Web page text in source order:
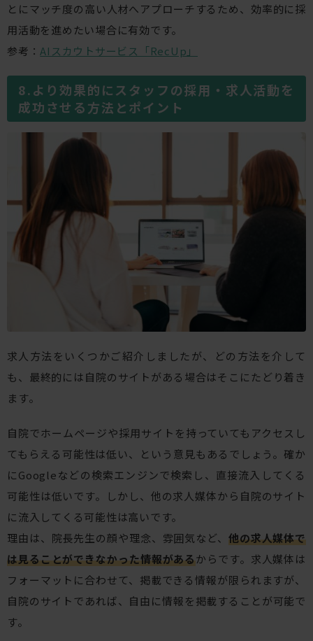
とにマッチ度の高い人材へアプローチするため、効率的に採
用活動を進めたい場合に有効です。
参考： AIスカウトサービス「RecUp」
より効果的にスタッフの採用・求人活動を
成功させる方法とポイント
求人方法をいくつかご紹介しましたが、どの方法を介して
も、最終的には自院のサイトがある場合はそこにたどり着き
ます。
自院でホームページや採用サイトを持っていてもアクセスし
てもらえる可能性は低い、という意見もあるでしょう。確か
にGoogleなどの検索エンジンで検索し、直接流入してくる
可能性は低いです。しかし、他の求人媒体から自院のサイト
に流入してくる可能性は高いです。
理由は、院長先生の顔や理念、雰囲気など、 他の求人媒体で
は見ることができなかった情報があるからです。求人媒体は
フォーマットに合わせて、掲載できる情報が限られますが、
自院のサイトであれば、自由に情報を掲載することが可能で
す。